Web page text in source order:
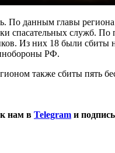
данным главы
спасательных служб.
Из них 18 были
РФ.
также сбиты пять
нам в Telegram и